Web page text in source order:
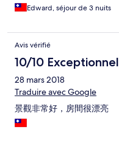
Edward, séjour de 3 nuits
Avis vérifié
10/10 Exceptionnel
28 mars 2018
Traduire avec Google
景觀非常好，房間很漂亮